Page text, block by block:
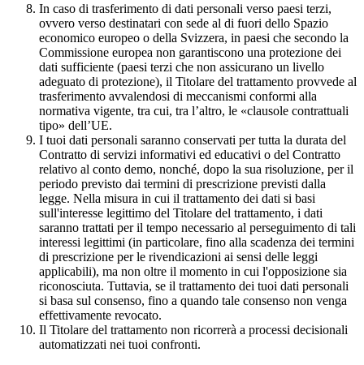
In caso di trasferimento di dati personali verso paesi terzi,
ovvero verso destinatari con sede al di fuori dello Spazio
economico europeo o della Svizzera, in paesi che secondo la
Commissione europea non garantiscono una protezione dei
dati sufficiente (paesi terzi che non assicurano un livello
adeguato di protezione), il Titolare del trattamento provvede al
trasferimento avvalendosi di meccanismi conformi alla
normativa vigente, tra cui, tra l’altro, le «clausole contrattuali
tipo» dell’UE.
I tuoi dati personali saranno conservati per tutta la durata del
Contratto di servizi informativi ed educativi o del Contratto
relativo al conto demo, nonché, dopo la sua risoluzione, per il
periodo previsto dai termini di prescrizione previsti dalla
legge. Nella misura in cui il trattamento dei dati si basi
sull'interesse legittimo del Titolare del trattamento, i dati
saranno trattati per il tempo necessario al perseguimento di tali
interessi legittimi (in particolare, fino alla scadenza dei termini
di prescrizione per le rivendicazioni ai sensi delle leggi
applicabili), ma non oltre il momento in cui l'opposizione sia
riconosciuta. Tuttavia, se il trattamento dei tuoi dati personali
si basa sul consenso, fino a quando tale consenso non venga
effettivamente revocato.
Il Titolare del trattamento non ricorrerà a processi decisionali
automatizzati nei tuoi confronti.